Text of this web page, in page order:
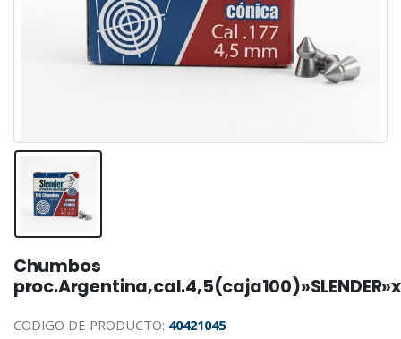
Chumbos
CODIGO DE PRODUCTO: 40421045